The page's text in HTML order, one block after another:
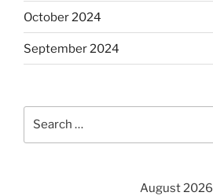
October 2024
September 2024
August 2026